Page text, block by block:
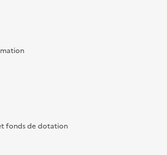
fonds de dotation